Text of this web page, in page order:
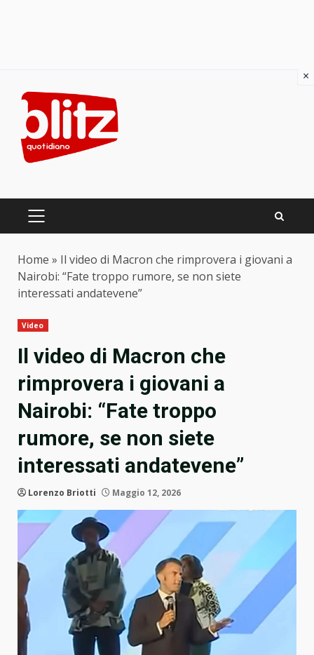
content
PRIMARY
Home » Il video di Macron che rimprovera i giovani a
Nairobi: “Fate troppo rumore, se non siete
interessati andatevene”
Video
Il video di Macron che
rimprovera i giovani a
Nairobi: “Fate troppo
rumore, se non siete
interessati andatevene”
Lorenzo Briotti Maggio 12, 2026
×